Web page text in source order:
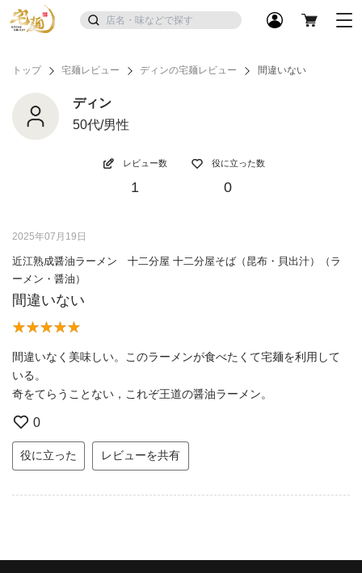
トップ 宅麺レビュー ディンの宅麺レビュー 間違いない
ディン
50代/男性
レビュー数
1
役に立った数
0
2025年07月19日
近江熟成醤油ラーメン 十二分屋 十二分屋そば（昆布・貝出汁）（ラ
ーメン・醤油）
間違いない
間違いなく美味しい。このラーメンが食べたくて宅麺を利用して
いる。
奇をてらうことない，これぞ王道の醤油ラーメン。
0
役に立った レビューを共有